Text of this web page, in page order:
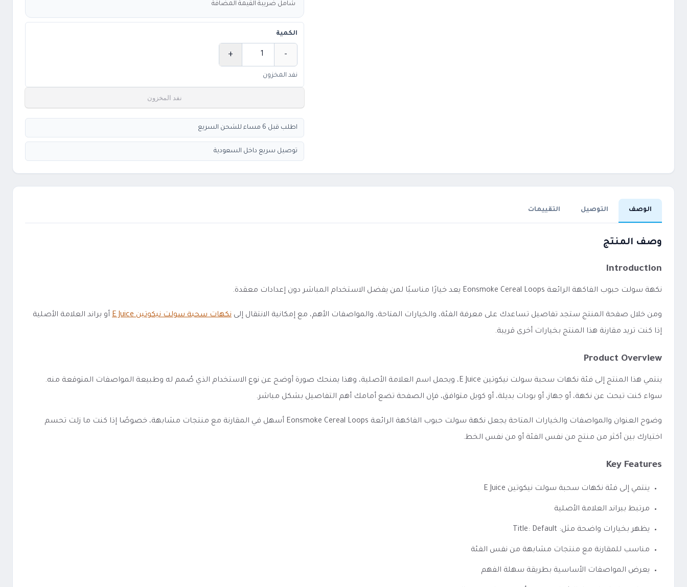
شامل ضريبة القيمة المضافة
الكمية
-
+
نفد المخزون
نفد المخزون
اطلب قبل 6 مساء للشحن السريع
توصيل سريع داخل السعودية
الوصف التوصيل التقييمات
وصف المنتج
Introduction
نكهة سولت حبوب الفاكهة الرائعة Eonsmoke Cereal Loops يعد خيارًا مناسبًا لمن يفضل الاستخدام المباشر دون إعدادات معقدة.
ومن خلال صفحة المنتج ستجد تفاصيل تساعدك على معرفة الفئة، والخيارات المتاحة، والمواصفات الأهم، مع إمكانية الانتقال إلى نكهات سحبة سولت نيكوتين E Juice
أو براند العلامة الأصلية
إذا كنت تريد مقارنة هذا المنتج بخيارات أخرى قريبة.
Product Overview
ينتمي هذا المنتج إلى فئة نكهات سحبة سولت نيكوتين E Juice، ويحمل اسم العلامة الأصلية، وهذا يمنحك صورة أوضح عن نوع الاستخدام الذي صُمم له وطبيعة المواصفات المتوقعة منه.
سواء كنت تبحث عن نكهة، أو جهاز، أو بودات بديلة، أو كويل متوافق، فإن الصفحة تضع أمامك أهم التفاصيل بشكل مباشر.
وضوح العنوان والمواصفات والخيارات المتاحة يجعل نكهة سولت حبوب الفاكهة الرائعة Eonsmoke Cereal Loops أسهل في المقارنة مع منتجات مشابهة، خصوصًا إذا كنت ما زلت تحسم
اختيارك بين أكثر من منتج من نفس الفئة أو من نفس الخط.
Key Features
ينتمي إلى فئة نكهات سحبة سولت نيكوتين E Juice
مرتبط ببراند العلامة الأصلية
يظهر بخيارات واضحة مثل: Title: Default
مناسب للمقارنة مع منتجات مشابهة من نفس الفئة
يعرض المواصفات الأساسية بطريقة سهلة الفهم